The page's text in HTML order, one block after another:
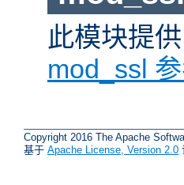
此模块提
mod_ssl
Copyright 2016 The Apache
基于 Apache License, Version 2.0